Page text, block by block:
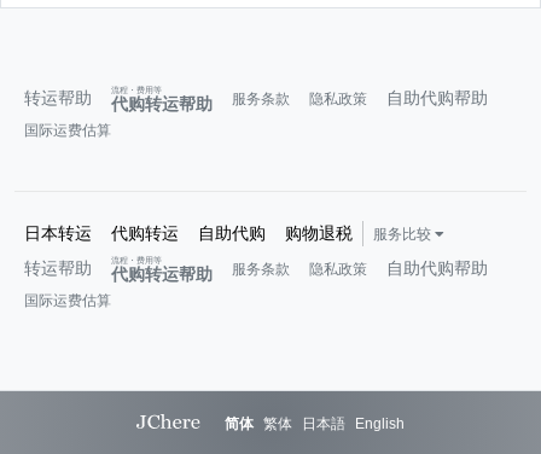
转运帮助 代购转运帮助
流程・费用等
服务条款 隐私政策 自助代购帮助
国际运费估算
日本转运 代购转运 自助代购 购物退税 服务比较
转运帮助 代购转运帮助
流程・费用等
服务条款 隐私政策 自助代购帮助
国际运费估算
简体 繁体 日本語 English